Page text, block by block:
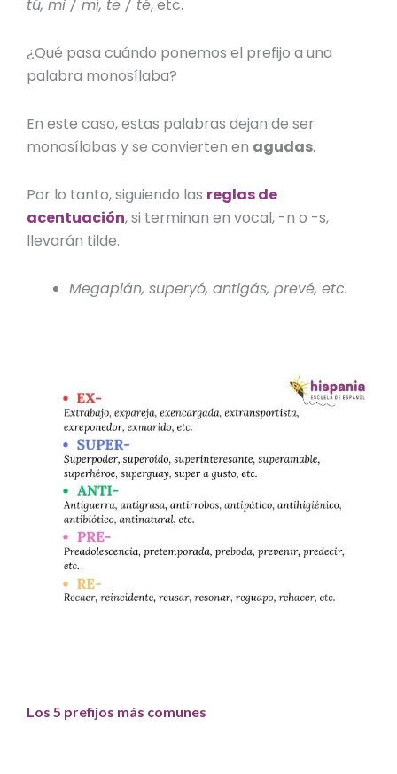
tú, mi / mí, te / té, etc.
¿Qué pasa cuándo ponemos el prefijo a una
palabra monosílaba?
En este caso, estas palabras dejan de ser
monosílabas y se convierten en agudas.
Por lo tanto, siguiendo las reglas de
acentuación, si terminan en vocal, -n o -s,
llevarán tilde.
Megaplán, superyó, antigás, prevé, etc.
Los 5 prefijos más comunes